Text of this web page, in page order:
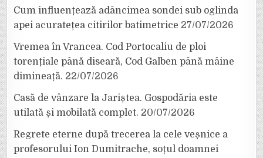
Cum influențează adâncimea sondei sub oglinda
apei acuratețea citirilor batimetrice 27/07/2026
Vremea în Vrancea. Cod Portocaliu de ploi
torențiale până diseară, Cod Galben până mâine
dimineață. 22/07/2026
Casă de vânzare la Jariștea. Gospodăria este
utilată și mobilată complet. 20/07/2026
Regrete eterne după trecerea la cele veșnice a
profesorului Ion Dumitrache, soțul doamnei